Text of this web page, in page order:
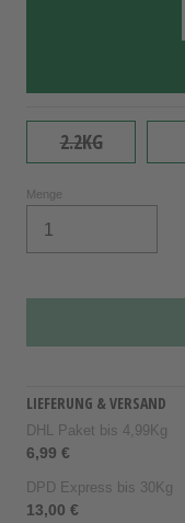
2.2KG
Menge
LIEFERUNG & VERSAND
DHL Paket bis 4,99Kg
6,99 €
DPD Express bis 30Kg
13,00 €